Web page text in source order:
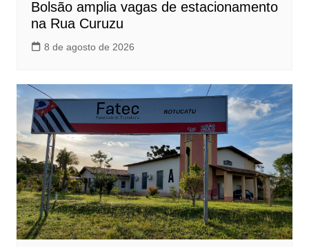
Bolsão amplia vagas de estacionamento
na Rua Curuzu
8 de agosto de 2026